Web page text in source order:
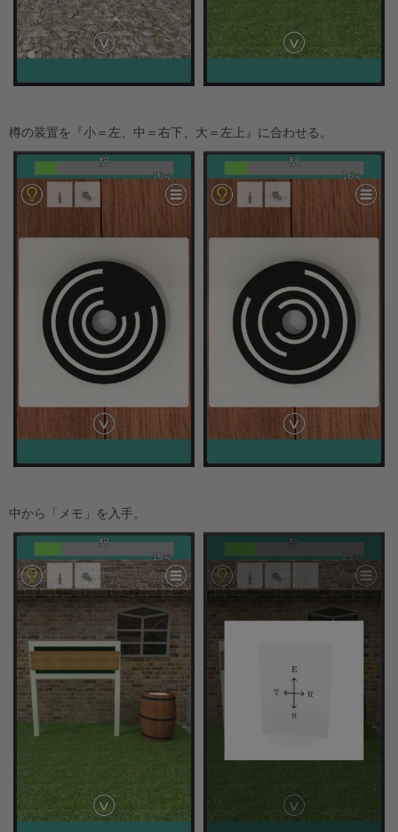
樽の装置を『小＝左、中＝右下、大＝左上』に合わせる。
中から「メモ」を入手。